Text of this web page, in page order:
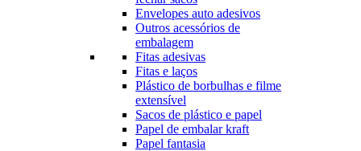
Envelopes auto adesivos
Outros acessórios de
embalagem
Fitas adesivas
Fitas e laços
Plástico de borbulhas e filme
extensível
Sacos de plástico e papel
Papel de embalar kraft
Papel fantasia